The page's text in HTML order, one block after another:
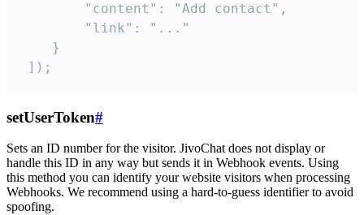
        "content": "Add contact",
        "link": "..."
    }
]);
setUserToken#
Sets an ID number for the visitor. JivoChat does not display or
handle this ID in any way but sends it in Webhook events. Using
this method you can identify your website visitors when processing
Webhooks. We recommend using a hard-to-guess identifier to avoid
spoofing.